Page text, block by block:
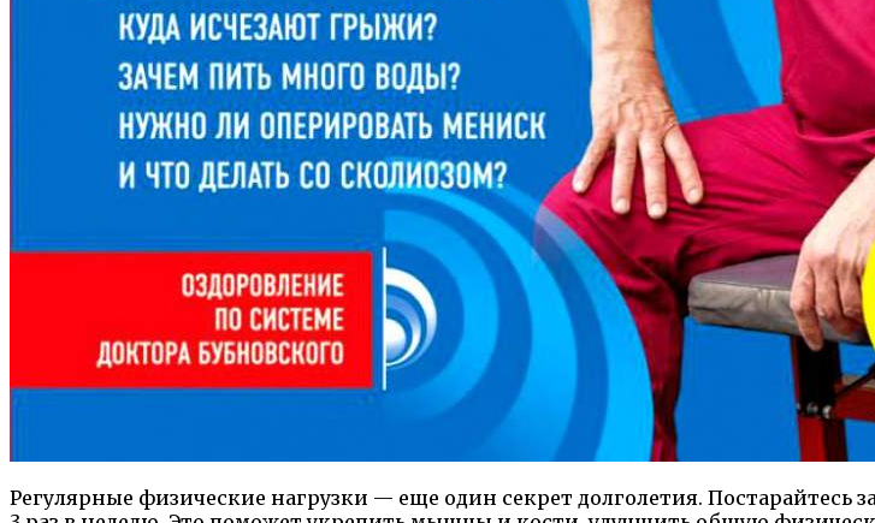
Регулярные физические нагрузки — еще один секрет долголетия.